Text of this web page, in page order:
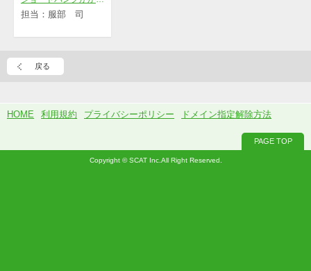
担当：服部 司
戻る
HOME 利用規約 プライバシーポリシー ドメイン指定解除方法
PAGE TOP
Copyright © SCAT Inc.All Right Reserved.